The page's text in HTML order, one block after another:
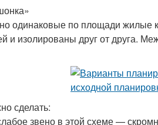
одинаковые по площади жилые
и изолированы друг от друга.
сделать:
звено в этой схеме —